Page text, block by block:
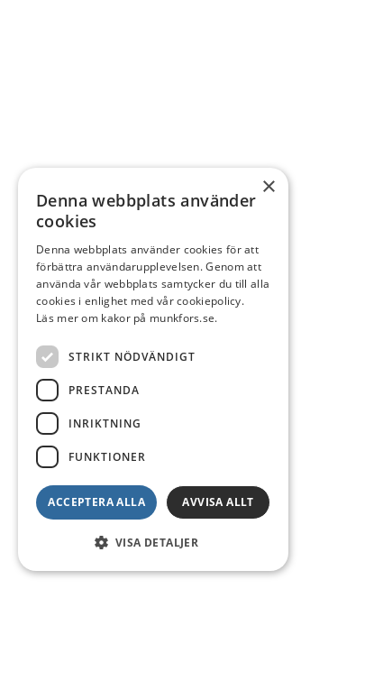
×
Denna webbplats använder
cookies
Denna webbplats använder cookies för att
förbättra användarupplevelsen. Genom att
använda vår webbplats samtycker du till alla
cookies i enlighet med vår cookiepolicy.
Läs mer om kakor på munkfors.se.
STRIKT NÖDVÄNDIGT
PRESTANDA
INRIKTNING
FUNKTIONER
ACCEPTERA ALLA AVVISA ALLT
VISA DETALJER